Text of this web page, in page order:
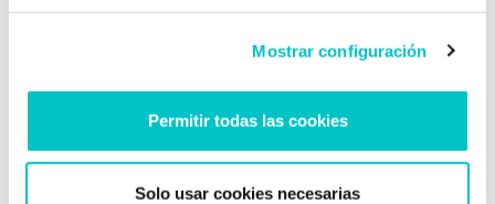
Mostrar configuración
Permitir todas las cookies
Solo usar cookies necesarias
que es curioso cómo las ganas de hacer las
por fin tienen una oportunidad tras estar
sentados en el banquillo, o …saber más